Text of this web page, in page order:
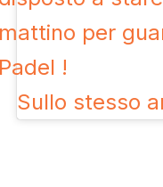
per
!
Sullo stesso